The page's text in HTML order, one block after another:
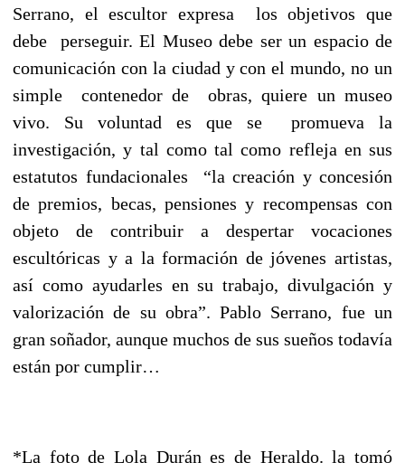
Serrano, el escultor expresa los objetivos que
debe perseguir. El Museo debe ser un espacio de
comunicación con la ciudad y con el mundo, no un
simple contenedor de obras, quiere un museo
vivo. Su voluntad es que se promueva la
investigación, y tal como tal como refleja en sus
estatutos fundacionales “la creación y concesión
de premios, becas, pensiones y recompensas con
objeto de contribuir a despertar vocaciones
escultóricas y a la formación de jóvenes artistas,
así como ayudarles en su trabajo, divulgación y
valorización de su obra”. Pablo Serrano, fue un
gran soñador, aunque muchos de sus sueños todavía
están por cumplir…
*La foto de Lola Durán es de Heraldo. la tomó